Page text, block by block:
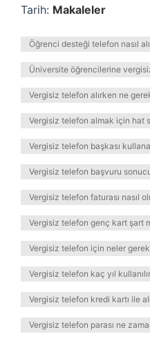
Tarih: Makaleler
Öğrenci desteği telefon nasıl
Üniversite öğrencilerine
Vergisiz telefon alırken ne
Vergisiz telefon almak için hat
Vergisiz telefon başkası
Vergisiz telefon başvuru
Vergisiz telefon faturası nasıl
Vergisiz telefon genç kart şart
Vergisiz telefon için neler
Vergisiz telefon kaç yıl kullanılır
Vergisiz telefon kredi kartı ile
Vergisiz telefon parası ne